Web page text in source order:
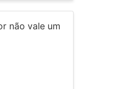
não vale um